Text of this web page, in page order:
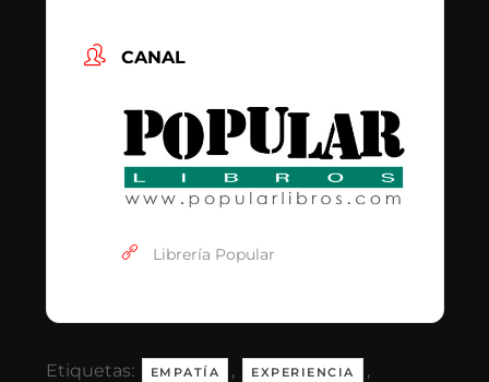
CANAL
Librería Popular
Etiquetas: EMPATÍA , EXPERIENCIA ,